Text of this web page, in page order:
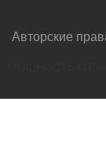
Авторские